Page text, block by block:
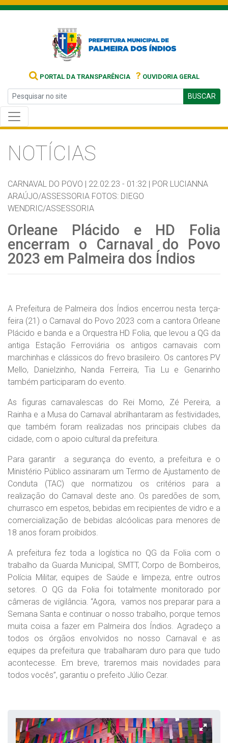
PORTAL DA TRANSPARÊNCIA ? OUVIDORIA GERAL
BUSCAR
NOTÍCIAS
CARNAVAL DO POVO | 22.02.23 - 01:32 | POR LUCIANNA
ARAÚJO/ASSESSORIA FOTOS: DIEGO
WENDRIC/ASSESSORIA
Orleane Plácido e HD Folia
encerram o Carnaval do Povo
2023 em Palmeira dos Índios
A Prefeitura de Palmeira dos Índios encerrou nesta terça-
feira (21) o Carnaval do Povo 2023 com a cantora Orleane
Plácido e banda e a Orquestra HD Folia, que levou a QG da
antiga Estação Ferroviária os antigos carnavais com
marchinhas e clássicos do frevo brasileiro. Os cantores PV
Mello, Danielzinho, Nanda Ferreira, Tia Lu e Genarinho
também participaram do evento.
As figuras carnavalescas do Rei Momo, Zé Pereira, a
Rainha e a Musa do Carnaval abrilhantaram as festividades,
que também foram realizadas nos principais clubes da
cidade, com o apoio cultural da prefeitura.
Para garantir a segurança do evento, a prefeitura e o
Ministério Público assinaram um Termo de Ajustamento de
Conduta (TAC) que normatizou os critérios para a
realização do Carnaval deste ano. Os paredões de som,
churrasco em espetos, bebidas em recipientes de vidro e a
comercialização de bebidas alcóolicas para menores de
18 anos foram proibidos.
A prefeitura fez toda a logística no QG da Folia com o
trabalho da Guarda Municipal, SMTT, Corpo de Bombeiros,
Polícia Militar, equipes de Saúde e limpeza, entre outros
setores. O QG da Folia foi totalmente monitorado por
câmeras de vigilância. “Agora, vamos nos preparar para a
Semana Santa e continuar o nosso trabalho, porque temos
muita coisa a fazer em Palmeira dos Índios. Agradeço a
todos os órgãos envolvidos no nosso Carnaval e as
equipes da prefeitura que trabalharam duro para que tudo
acontecesse. Em breve, traremos mais novidades para
todos vocês”, garantiu o prefeito Júlio Cezar.